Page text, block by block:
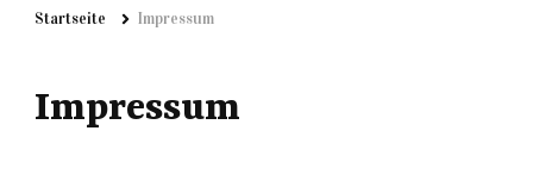
Startseite Impressum
Impressum